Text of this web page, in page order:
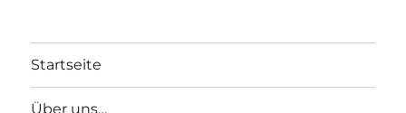
Startseite
Über uns…